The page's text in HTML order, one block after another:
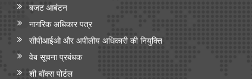
बजट आबंटन
नागरिक अधिकार पत्र
सीपीआईओ और अपी‍लीय अधिकारी की नियुक्ति
वेब सूचना प्रबंधक
शी बॉक्स पोर्टल